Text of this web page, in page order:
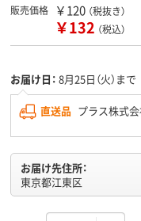
販売価格 ￥120 （税抜き）
￥132 （税込）
お届け日： 8月25日（火）まで
直送品 プラス株式
お届け先住所：
東京都江東区